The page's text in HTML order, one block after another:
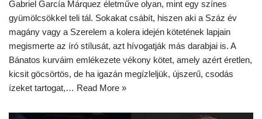
Gabriel García Márquez életműve olyan, mint egy színes
gyümölcsökkel teli tál. Sokakat csábít, hiszen aki a Száz év
magány vagy a Szerelem a kolera idején kötetének lapjain
megismerte az író stílusát, azt hívogatják más darabjai is. A
Bánatos kurváim emlékezete vékony kötet, amely azért éretlen,
kicsit göcsörtös, de ha igazán megízleljük, újszerű, csodás
ízeket tartogat,… Read More »